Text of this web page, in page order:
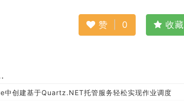
赞 0 收藏
中创建基于Quartz.NET托管服务轻松实现作业调度